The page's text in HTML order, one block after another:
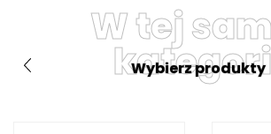
W tej
Wybierz produkty